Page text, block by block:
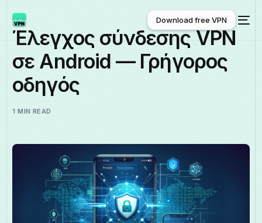
Download free VPN
Download free VPN
Έλεγχος σύνδεσης VPN
σε Android — Γρήγορος
οδηγός
1 MIN READ